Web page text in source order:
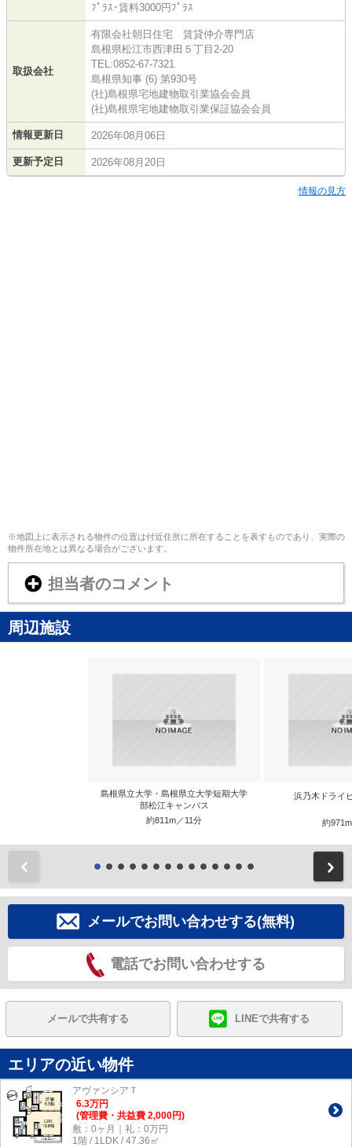
ﾌﾟﾗｽ･賃料3000円ﾌﾟﾗｽ
取扱会社
有限会社朝日住宅 賃貸仲介専門店
島根県松江市西津田５丁目2-20
TEL:0852-67-7321
島根県知事 (6) 第930号
(社)島根県宅地建物取引業協会会員
(社)島根県宅地建物取引業保証協会会員
情報更新日 2026年08月06日
更新予定日 2026年08月20日
情報の見方
※地図上に表示される物件の位置は付近住所に所在することを表すものであり、実際の
物件所在地とは異なる場合がございます。
担当者のコメント
周辺施設
島根県立大学・島根県立大学短期大学
部松江キャンパス
約811m／11分
浜乃木ドライ
約
メールでお問い合わせする(無料)
電話でお問い合わせする
メールで共有する LINEで共有する
エリアの近い物件
アヴァンシアＴ
6.3万円
(管理費・共益費 2,000円)
敷：0ヶ月｜礼：0万円
1階 / 1LDK / 47.36㎡